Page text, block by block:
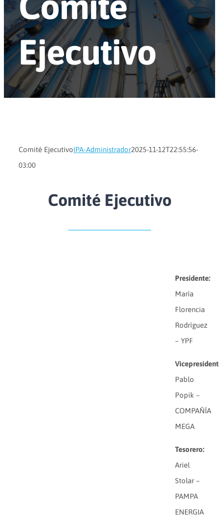
Ejecutivo
Comité EjecutivoIPA-Administrador2025-11-12T22:55:56-
03:00
Comité Ejecutivo
Presidente:
María
Florencia
Rodríguez
– YPF
Pablo
Popik –
COMPAÑÍA
MEGA
Tesorero:
Ariel
Stolar –
PAMPA
ENERGIA